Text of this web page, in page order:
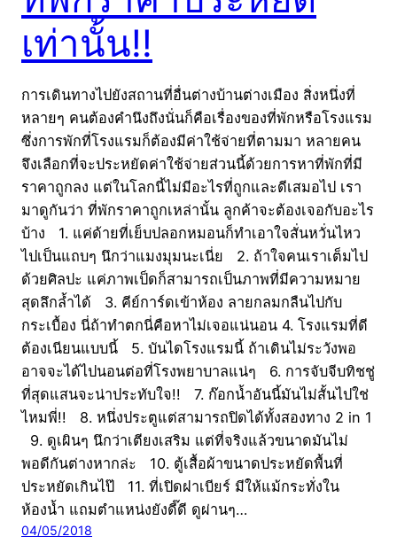
เท่านั้น!!
การเดินทางไปยังสถานที่อื่นต่างบ้านต่างเมือง สิ่งหนึ่งที่
หลายๆ คนต้องคำนึงถึงนั่นก็คือเรื่องของที่พักหรือโรงแรม
ซึ่งการพักที่โรงแรมก็ต้องมีค่าใช้จ่ายที่ตามมา หลายคน
จึงเลือกที่จะประหยัดค่าใช้จ่ายส่วนนี้ด้วยการหาที่พักที่มี
ราคาถูกลง แต่ในโลกนี้ไม่มีอะไรที่ถูกและดีเสมอไป เรา
มาดูกันว่า ที่พักราคาถูกเหล่านั้น ลูกค้าจะต้องเจอกับอะไร
บ้าง 1. แค่ด้ายที่เย็บปลอกหมอนก็ทำเอาใจสั่นหวั่นไหว
ไปเป็นแถบๆ นึกว่าแมงมุมนะเนี่ย 2. ถ้าใจคนเราเต็มไป
ด้วยศิลปะ แค่ภาพเป็ดก็สามารถเป็นภาพที่มีความหมาย
สุดลึกล้ำได้ 3. คีย์การ์ดเข้าห้อง ลายกลมกลืนไปกับ
กระเบื้อง นี่ถ้าทำตกนี่คือหาไม่เจอแน่นอน 4. โรงแรมที่ดี
ต้องเนียนแบบนี้ 5. บันไดโรงแรมนี้ ถ้าเดินไม่ระวังพอ
อาจจะได้ไปนอนต่อที่โรงพยาบาลแน่ๆ 6. การจับจีบทิชชู่
ที่สุดแสนจะน่าประทับใจ!! 7. ก๊อกน้ำอันนี้มันไม่สั้นไปใช่
ไหมพี่!! 8. หนึ่งประตูแต่สามารถปิดได้ทั้งสองทาง 2 in 1
9. ดูเผินๆ นึกว่าเตียงเสริม แต่ที่จริงแล้วขนาดมันไม่
พอดีกันต่างหากล่ะ 10. ตู้เสื้อผ้าขนาดประหยัดพื้นที่
ประหยัดเกินไป๊ 11. ที่เปิดฝาเบียร์ มีให้แม้กระทั่งใน
ห้องน้ำ แถมตำแหน่งยังดี๊ดี ดูผ่านๆ…
04/05/2018